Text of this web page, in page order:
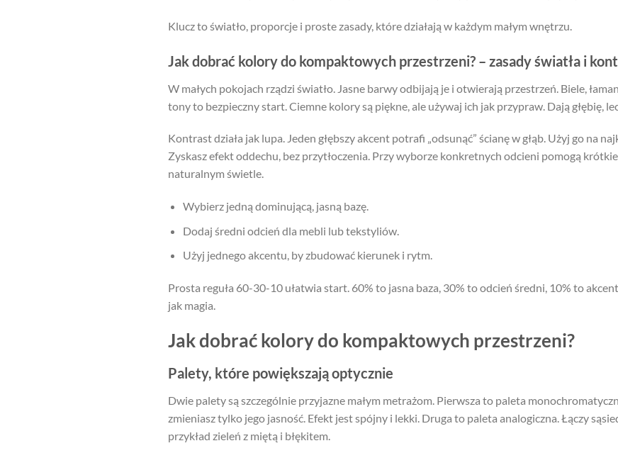
Klucz to światło, proporcje i proste zasady, które działają w każdym małym wnętrzu.
Jak dobrać kolory do kompaktowych przestrzeni? – zasady światła i
W małych pokojach rządzi światło. Jasne barwy odbijają je i otwierają przestrzeń. Biele,
tony to bezpieczny start. Ciemne kolory są piękne, ale używaj ich jak przypraw. Dają głębię,
Kontrast działa jak lupa. Jeden głębszy akcent potrafi „odsunąć” ścianę w głąb. Użyj go na
Zyskasz efekt oddechu, bez przytłoczenia. Przy wyborze konkretnych odcieni pomogą krótkie
naturalnym świetle.
Wybierz jedną dominującą, jasną bazę.
Dodaj średni odcień dla mebli lub tekstyliów.
Użyj jednego akcentu, by zbudować kierunek i rytm.
Prosta reguła 60-30-10 ułatwia start. 60% to jasna baza, 30% to odcień średni, 10% to
jak magia.
Jak dobrać kolory do kompaktowych przestrzeni?
Palety, które powiększają optycznie
Dwie palety są szczególnie przyjazne małym metrażom. Pierwsza to paleta
zmieniasz tylko jego jasność. Efekt jest spójny i lekki. Druga to paleta analogiczna. Łączy
przykład zieleń z miętą i błękitem.